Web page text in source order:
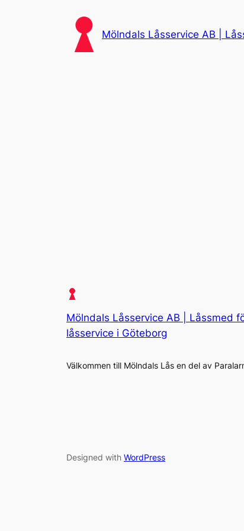
Mölndals Låsservice AB |
Mölndals Låsservice AB | Låssmed
låsservice i Göteborg
Välkommen till Mölndals Lås en del av
Designed with WordPress